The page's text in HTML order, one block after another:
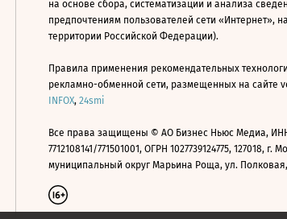
на основе сбора, систематизации и анализа
предпочтениям пользователей сети «Интернет»,
территории Российской Федерации).
Правила применения рекомендательных
рекламно-обменной сети, размещенных на сайте
INFOX, 24smi
Все права защищены © АО Бизнес Ньюс Медиа,
7712108141/771501001, ОГРН 1027739124775, 127018, г.
муниципальный округ Марьина Роща, ул. Полковая,